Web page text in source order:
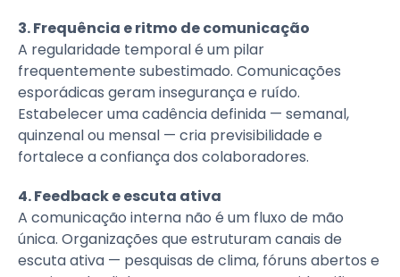
3. Frequência e ritmo de comunicação
A regularidade temporal é um pilar
frequentemente subestimado. Comunicações
esporádicas geram insegurança e ruído.
Estabelecer uma cadência definida — semanal,
quinzenal ou mensal — cria previsibilidade e
fortalece a confiança dos colaboradores.
4. Feedback e escuta ativa
A comunicação interna não é um fluxo de mão
única. Organizações que estruturam canais de
escuta ativa — pesquisas de clima, fóruns abertos e